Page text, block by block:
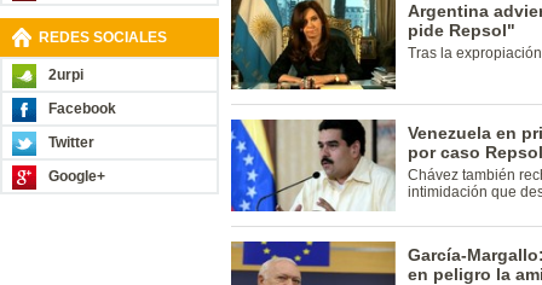
REDES SOCIALES
2urpi
Facebook
Twitter
Google+
Argentina
pide Repsol"
Tras la
Venezuela en
por caso
Chávez también
intimidación que
García-
en peligro la